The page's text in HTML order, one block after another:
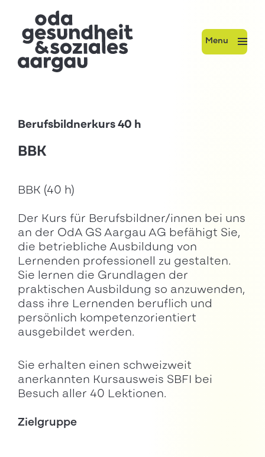
Menu
BBK
Berufsbildnerkurs 40 h
BBK (40 h)
Der Kurs für Berufsbildner/innen bei uns
an der OdA GS Aargau AG befähigt Sie,
die betriebliche Ausbildung von
Lernenden professionell zu gestalten.
Sie lernen die Grundlagen der
praktischen Ausbildung so anzuwenden,
dass ihre Lernenden beruflich und
persönlich kompetenzorientiert
ausgebildet werden.
Sie erhalten einen schweizweit
anerkannten Kursausweis SBFI bei
Besuch aller 40 Lektionen.
Zielgruppe